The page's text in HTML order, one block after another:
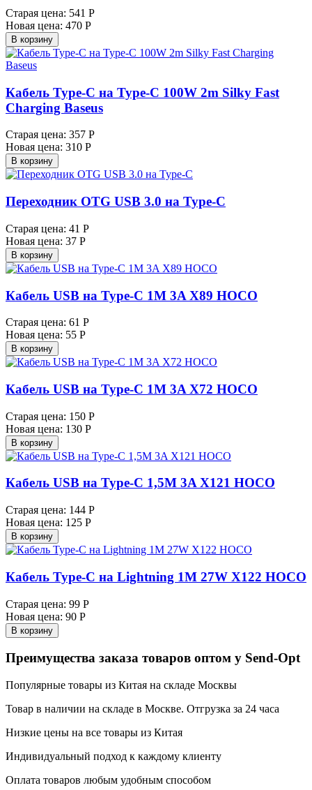
Старая цена: 541 Р
Новая цена: 470 Р
В корзину
Кабель Type-C на Type-C 100W 2m Silky Fast
Charging Baseus
Старая цена: 357 Р
Новая цена: 310 Р
В корзину
Переходник OTG USB 3.0 на Type-C
Старая цена: 41 Р
Новая цена: 37 Р
В корзину
Кабель USB на Type-C 1M 3A X89 HOCO
Старая цена: 61 Р
Новая цена: 55 Р
В корзину
Кабель USB на Type-C 1M 3A X72 HOCO
Старая цена: 150 Р
Новая цена: 130 Р
В корзину
Кабель USB на Type-C 1,5M 3A X121 HOCO
Старая цена: 144 Р
Новая цена: 125 Р
В корзину
Кабель Type-C на Lightning 1M 27W X122 HOCO
Старая цена: 99 Р
Новая цена: 90 Р
В корзину
Преимущества заказа товаров оптом у Send-Opt
Популярные товары из Китая на складе Москвы
Товар в наличии на складе в Москве. Отгрузка за 24 часа
Низкие цены на все товары из Китая
Индивидуальный подход к каждому клиенту
Оплата товаров любым удобным способом